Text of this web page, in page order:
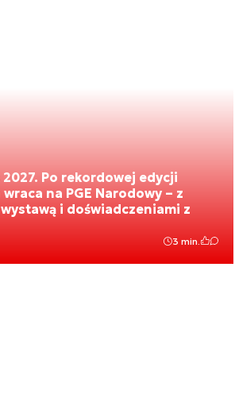
2027. Po rekordowej edycji
na PGE Narodowy – z
i doświadczeniami z
3 min.